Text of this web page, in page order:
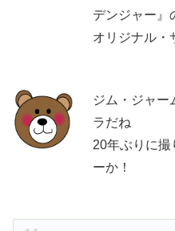
デンジャー』
オリジナル・
ジム・ジャー
ラだね
20年ぶりに撮
ーか！